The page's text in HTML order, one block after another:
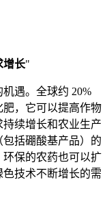
增长"
遇。全球约 20%
，它可以提高作物
续增长和农业生产
括硼酸基产品）的
保的农药也可以扩
技术不断增长的需